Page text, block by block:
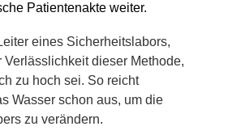
Patientenakte weiter.
eines Sicherheitslabors,
dieser Methode,
zu hoch sei. So reicht
Wasser schon aus, um die
zu verändern.